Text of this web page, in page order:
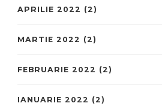
APRILIE 2022 (2)
MARTIE 2022 (2)
FEBRUARIE 2022 (2)
IANUARIE 2022 (2)